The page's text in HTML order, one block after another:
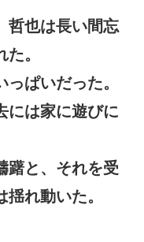
哲也は長い間忘
。
ぱいだった。
には家に遊びに
躇と、それを受
れ動いた。